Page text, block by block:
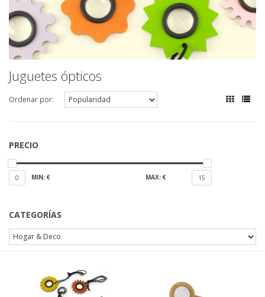
Juguetes ópticos
Ordenar por:
PRECIO
0 MIN: € MAX: € 15
CATEGORÍAS